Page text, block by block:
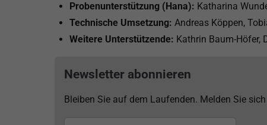
Probenunterstützung (Hana): Katharina
Technische Umsetzung: Andreas Köppen,
Weitere Unterstützende: Kathrin Baum-Höfer,
Newsletter abonnieren
Bleiben Sie auf dem Laufenden. Melden Sie